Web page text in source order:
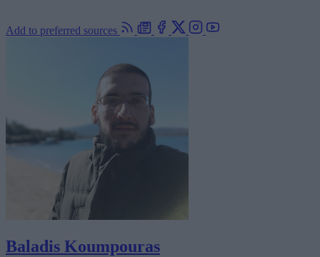
Add to preferred sources
Baladis Koumpouras